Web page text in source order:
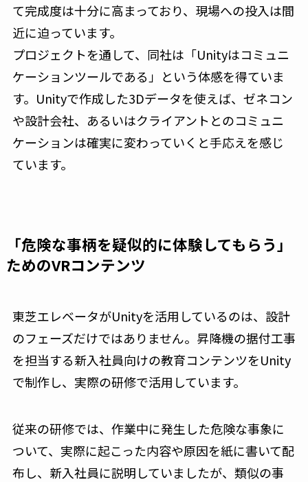
て完成度は十分に高まっており、現場への投入は間
近に迫っています。
プロジェクトを通して、同社は「Unityはコミュニ
ケーションツールである」という体感を得ていま
す。Unityで作成した3Dデータを使えば、ゼネコン
や設計会社、あるいはクライアントとのコミュニ
ケーションは確実に変わっていくと手応えを感じ
ています。
「危険な事柄を疑似的に体験してもらう」
ためのVRコンテンツ
東芝エレベータがUnityを活用しているのは、設計
のフェーズだけではありません。昇降機の据付工事
を担当する新入社員向けの教育コンテンツをUnity
で制作し、実際の研修で活用しています。
従来の研修では、作業中に発生した危険な事象に
ついて、実際に起こった内容や原因を紙に書いて配
布し、新入社員に説明していましたが、類似の事